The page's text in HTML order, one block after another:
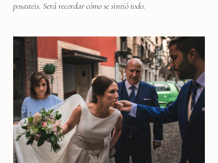
posasteis. Será recordar cómo se sintió todo.